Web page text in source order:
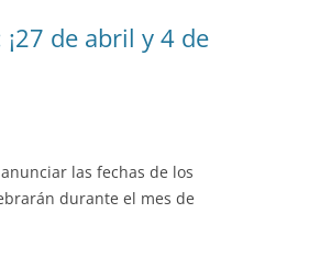
de abril y 4 de
las fechas de los
durante el mes de